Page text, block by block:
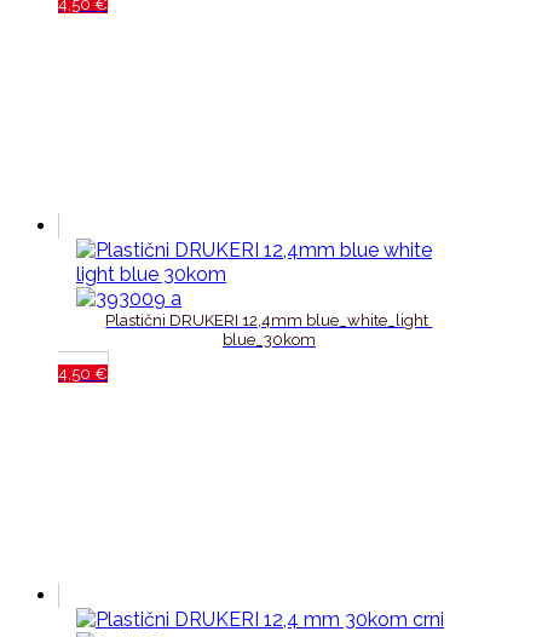
4,50 €
Plastični DRUKERI 12,4mm blue_white_light
blue_30kom
4,50 €